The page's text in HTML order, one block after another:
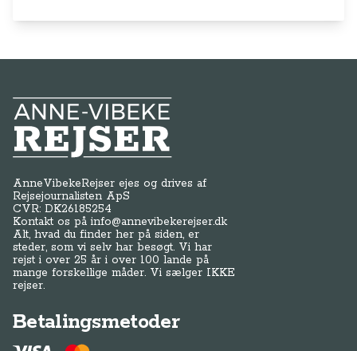
Anne-Vibeke Rejser
AnneVibekeRejser ejes og drives af
Rejsejournalisten ApS
CVR: DK26185254
Kontakt os påinfo@annevibekerejser.dk
Alt, hvad du finder her på siden, er
steder, som vi selv har besøgt. Vi har
rejst i over 25 år i over 100 lande på
mange forskellige måder. Vi sælger IKKE
rejser.
Betalingsmetoder